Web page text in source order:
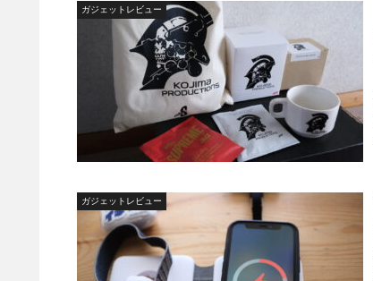
ガジェットレビュー
ガジェットレビュー